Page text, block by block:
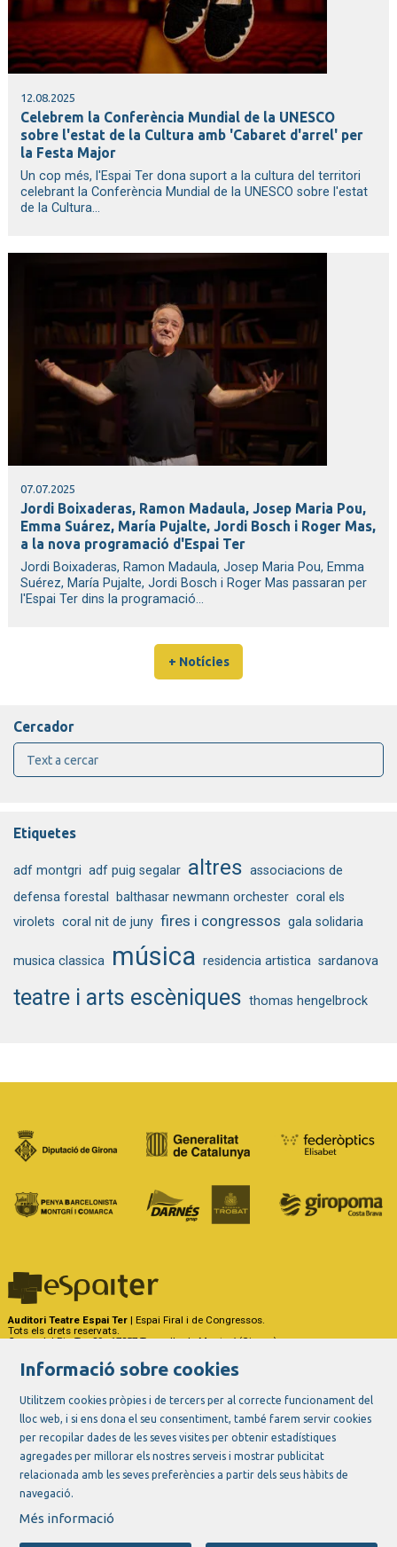
12.08.2025
Celebrem la Conferència Mundial de la UNESCO
sobre l'estat de la Cultura amb 'Cabaret d'arrel' per
la Festa Major
Un cop més, l'Espai Ter dona suport a la cultura del territori
celebrant la Conferència Mundial de la UNESCO sobre l'estat
de la Cultura...
07.07.2025
Jordi Boixaderas, Ramon Madaula, Josep Maria Pou,
Emma Suárez, María Pujalte, Jordi Bosch i Roger Mas,
a la nova programació d'Espai Ter
Jordi Boixaderas, Ramon Madaula, Josep Maria Pou, Emma
Suérez, María Pujalte, Jordi Bosch i Roger Mas passaran per
l'Espai Ter dins la programació...
+ Notícies
Cercador
Etiquetes
adf montgri adf puig segalar altres associacions de
defensa forestal balthasar newmann orchester coral els
virolets coral nit de juny fires i congressos gala solidaria
musica classica música residencia artistica sardanova
teatre i arts escèniques thomas hengelbrock
Auditori Teatre Espai Ter | Espai Firal i de Congressos.
Tots els drets reservats.
Carrer del Riu Ter, 29 - 17257 Torroella de Montgrí (Girona)
Link a instagram
Link a youtube
Link a twitter
Link a facebook
Informació sobre cookies
Utilitzem cookies pròpies i de tercers per al correcte funcionament del
lloc web, i si ens dona el seu consentiment, també farem servir cookies
per recopilar dades de les seves visites per obtenir estadístiques
agregades per millorar els nostres serveis i mostrar publicitat
relacionada amb les seves preferències a partir dels seus hàbits de
navegació.
Més informació